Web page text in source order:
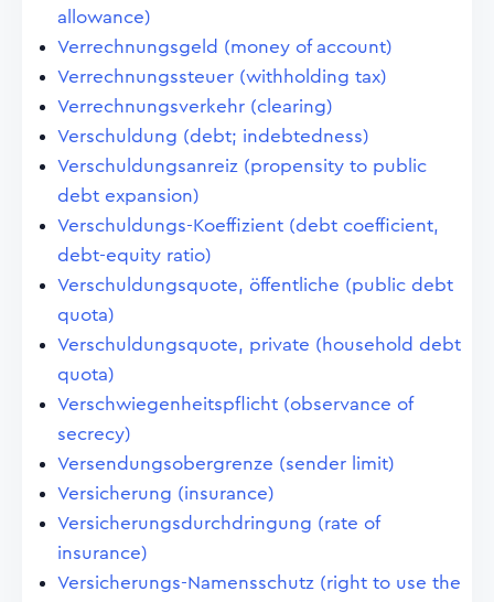
allowance)
Verrechnungsgeld (money of account)
Verrechnungssteuer (withholding tax)
Verrechnungsverkehr (clearing)
Verschuldung (debt; indebtedness)
Verschuldungsanreiz (propensity to public
debt expansion)
Verschuldungs-Koeffizient (debt coefficient,
debt-equity ratio)
Verschuldungsquote, öffentliche (public debt
quota)
Verschuldungsquote, private (household debt
quota)
Verschwiegenheitspflicht (observance of
secrecy)
Versendungsobergrenze (sender limit)
Versicherung (insurance)
Versicherungsdurchdringung (rate of
insurance)
Versicherungs-Namensschutz (right to use the